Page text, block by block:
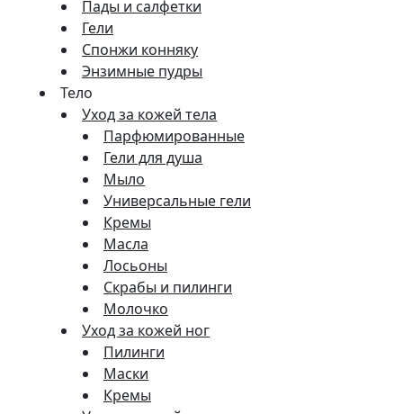
Пады и салфетки
Гели
Спонжи конняку
Энзимные пудры
Тело
Уход за кожей тела
Парфюмированные
Гели для душа
Мыло
Универсальные гели
Кремы
Масла
Лосьоны
Скрабы и пилинги
Молочко
Уход за кожей ног
Пилинги
Маски
Кремы